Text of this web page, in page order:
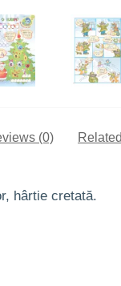
(0)
hârtie cretată.